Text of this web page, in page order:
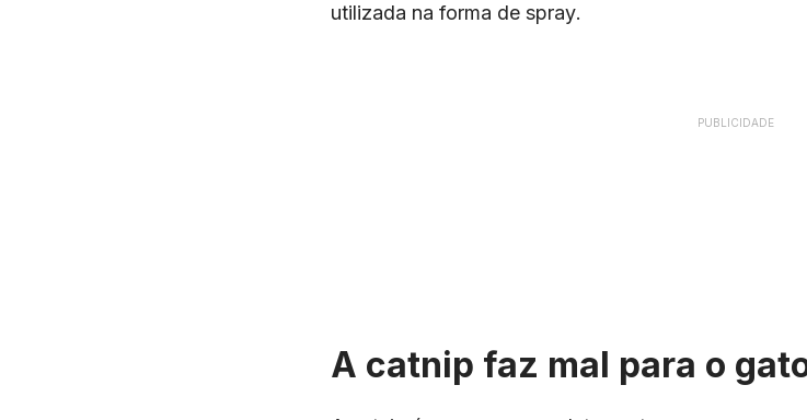
utilizada na forma de spray.
PUBLICIDADE
A catnip faz mal para o